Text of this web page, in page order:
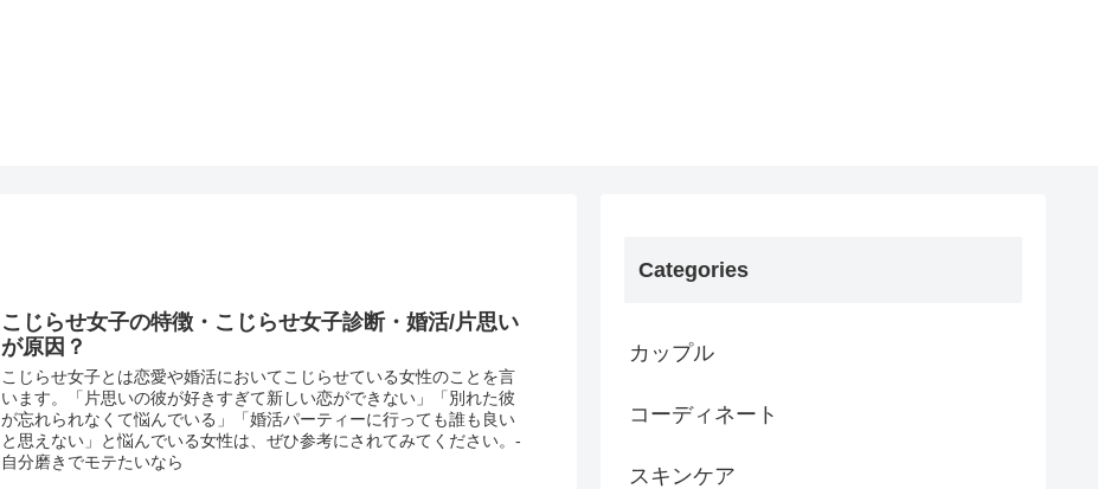
こじらせ女子の特徴・こじらせ女子診断・婚活/片思い
が原因？
こじらせ女子とは恋愛や婚活においてこじらせている女性のことを言
います。「片思いの彼が好きすぎて新しい恋ができない」「別れた彼
が忘れられなくて悩んでいる」「婚活パーティーに行っても誰も良い
と思えない」と悩んでいる女性は、ぜひ参考にされてみてください。-
自分磨きでモテたいなら
Categories
カップル
コーディネート
スキンケア